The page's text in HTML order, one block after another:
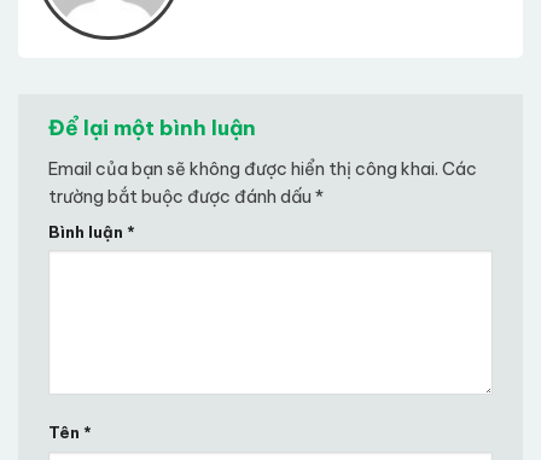
Để lại một bình luận
Email của bạn sẽ không được hiển thị công khai. Các
trường bắt buộc được đánh dấu *
Bình luận *
Tên *